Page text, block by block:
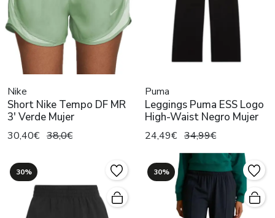
Nike
Short Nike Tempo DF MR
3' Verde Mujer
30,40€ 38,0€
Puma
Leggings Puma ESS Logo
High-Waist Negro Mujer
24,49€ 34,99€
30% 30%